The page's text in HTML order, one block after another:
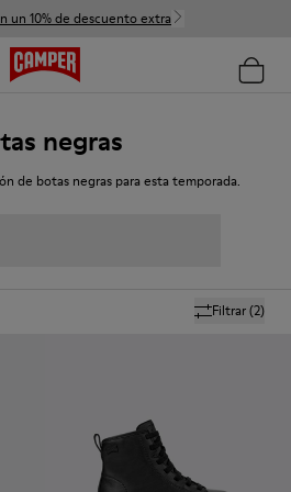
un 10% de descuento extra
negras
de botas negras para esta temporada.
Filtrar(2)